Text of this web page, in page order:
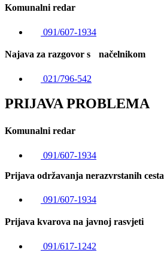
Komunalni redar
091/607-1934
Najava za razgovor s načelnikom
021/796-542
PRIJAVA PROBLEMA
Komunalni redar
091/607-1934
Prijava održavanja nerazvrstanih cesta
091/607-1934
Prijava kvarova na javnoj rasvjeti
091/617-1242